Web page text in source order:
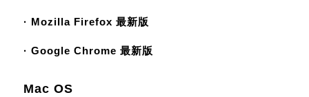
· Mozilla Firefox 最新版
· Google Chrome 最新版
Mac OS